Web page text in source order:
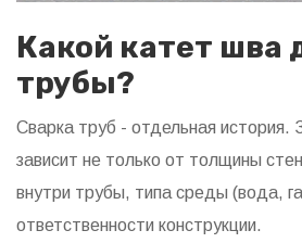
Какой катет шва
трубы?
Сварка труб - отдельная история.
зависит не только от толщины
внутри трубы, типа среды (вода,
ответственности конструкции.